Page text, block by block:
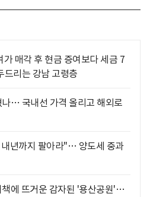
가 매각 후 현금 증여보다 세금 7
리는 강남 고령층
나… 국내선 가격 올리고 해외로
년까지 팔아라"… 양도세 중과
책에 뜨거운 감자된 '용산공원'…